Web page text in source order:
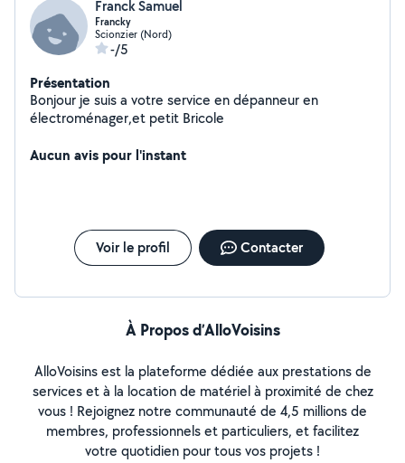
Franck Samuel
Francky
Scionzier (Nord)
-/5
Présentation
Bonjour je suis a votre service en dépanneur en
électroménager,et petit Bricole
Aucun avis pour l'instant
Voir le profil Contacter
À Propos d’AlloVoisins
AlloVoisins est la plateforme dédiée aux prestations de
services et à la location de matériel à proximité de chez
vous ! Rejoignez notre communauté de 4,5 millions de
membres, professionnels et particuliers, et facilitez
votre quotidien pour tous vos projets !